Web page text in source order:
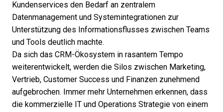
Kundenservices den Bedarf an zentralem
Datenmanagement und Systemintegrationen zur
Unterstützung des Informationsflusses zwischen Teams
und Tools deutlich machte.
Da sich das CRM-Ökosystem in rasantem Tempo
weiterentwickelt, werden die Silos zwischen Marketing,
Vertrieb, Customer Success und Finanzen zunehmend
aufgebrochen. Immer mehr Unternehmen erkennen, dass
die kommerzielle IT und Operations Strategie von einem